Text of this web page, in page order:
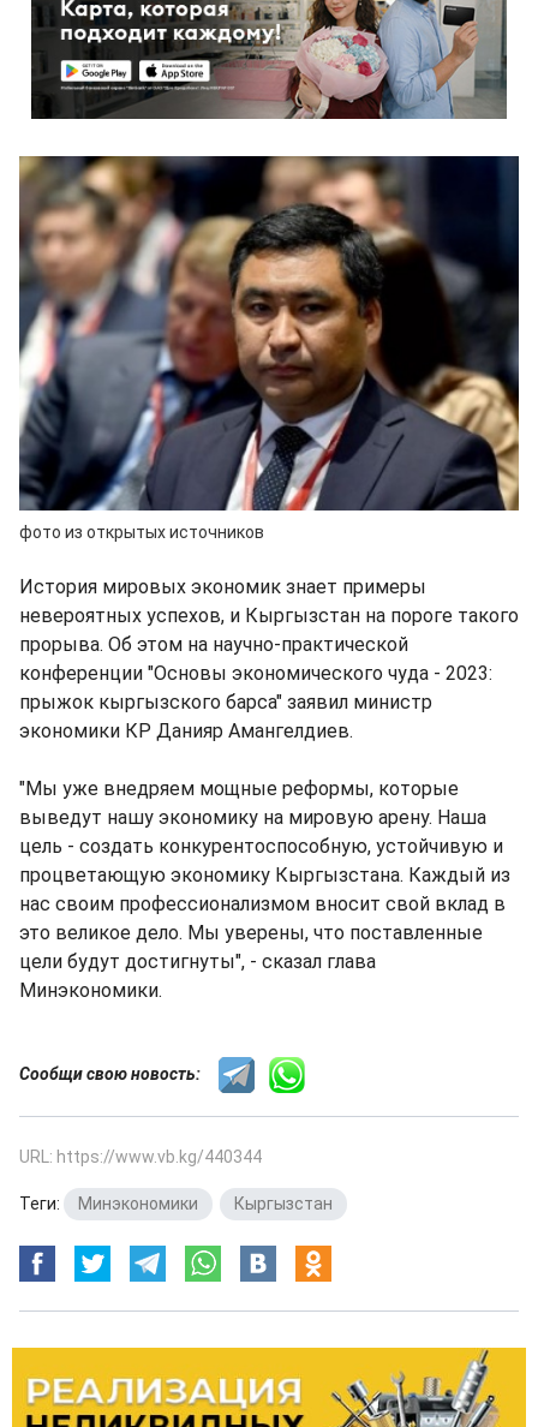
фото из открытых источников
История мировых экономик знает примеры
невероятных успехов, и Кыргызстан на пороге такого
прорыва. Об этом на научно-практической
конференции "Основы экономического чуда - 2023:
прыжок кыргызского барса" заявил министр
экономики КР Данияр Амангелдиев.
"Мы уже внедряем мощные реформы, которые
выведут нашу экономику на мировую арену. Наша
цель - создать конкурентоспособную, устойчивую и
процветающую экономику Кыргызстана. Каждый из
нас своим профессионализмом вносит свой вклад в
это великое дело. Мы уверены, что поставленные
цели будут достигнуты", - сказал глава
Минэкономики.
Сообщи свою новость:
URL: https://www.vb.kg/440344
Теги: Минэкономики Кыргызстан